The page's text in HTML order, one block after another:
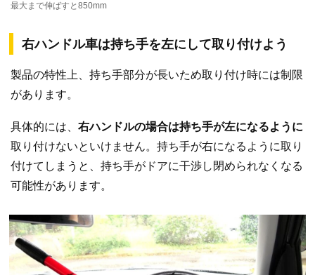
最大まで伸ばすと850mm
右ハンドル車は持ち手を左にして取り付けよう
製品の特性上、持ち手部分が長いため取り付け時には制限
があります。
具体的には、 右ハンドルの場合は持ち手が左になるように
取り付けないといけません。持ち手が右になるように取り
付けてしまうと、持ち手がドアに干渉し閉められなくなる
可能性があります。